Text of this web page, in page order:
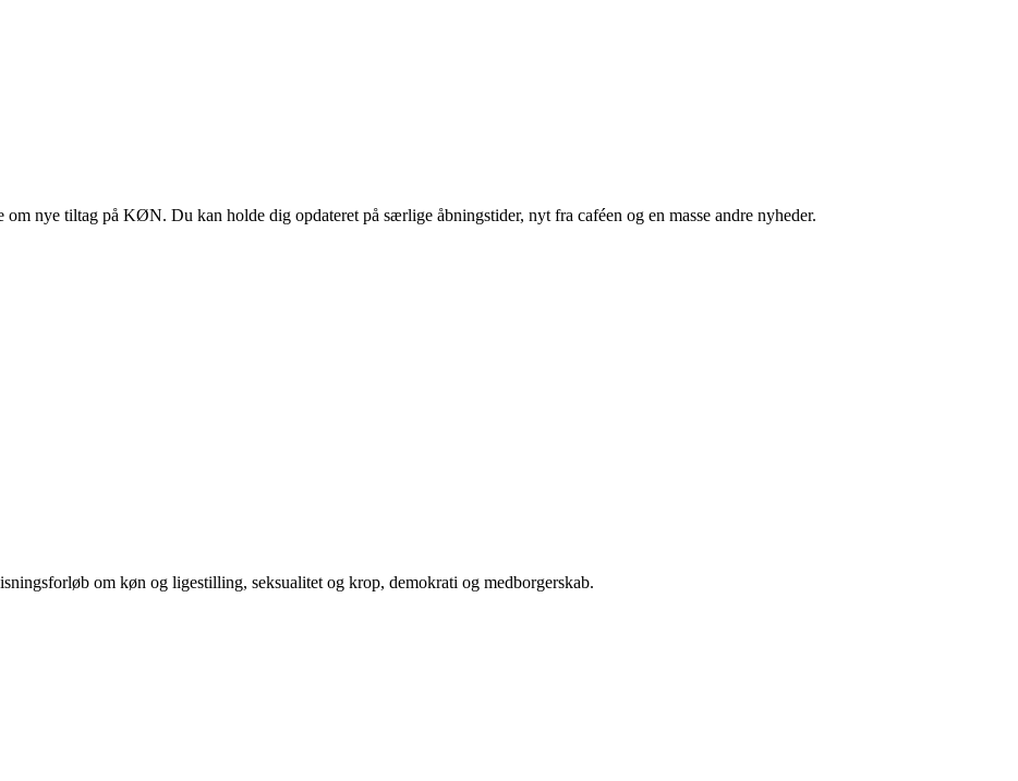
nye tiltag på KØN. Du kan holde dig opdateret på særlige åbningstider, nyt fra caféen og en masse andre nyheder.
om køn og ligestilling, seksualitet og krop, demokrati og medborgerskab.